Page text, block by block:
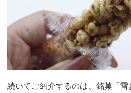
続いてご紹介するのは、銘菓「